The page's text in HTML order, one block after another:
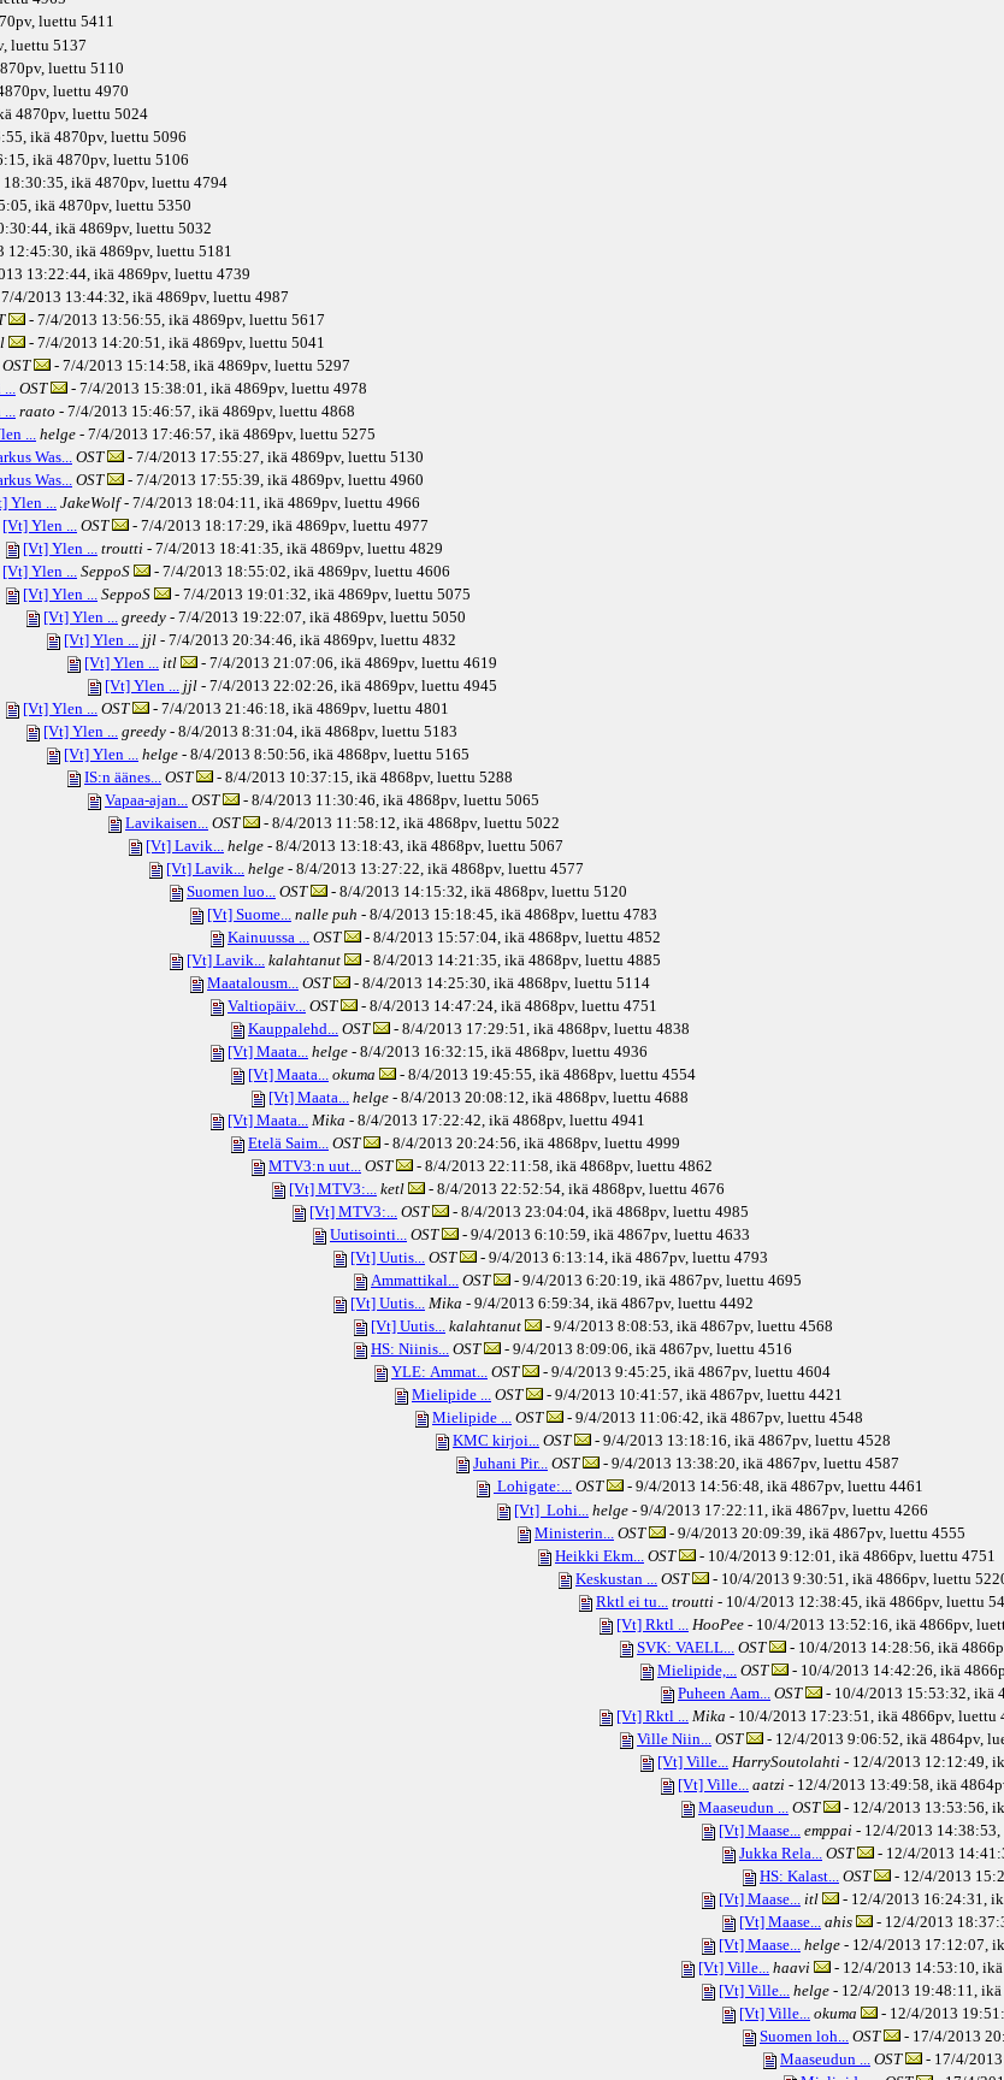
, luettu 5411
, luettu 5137
, luettu 5110
, luettu 4970
4870pv, luettu 5024
ikä 4870pv, luettu 5096
ikä 4870pv, luettu 5106
ikä 4870pv, luettu 4794
ikä 4870pv, luettu 5350
ikä 4869pv, luettu 5032
12:45:30, ikä 4869pv, luettu 5181
13:22:44, ikä 4869pv, luettu 4739
4/2013 13:44:32, ikä 4869pv, luettu 4987
- 7/4/2013 13:56:55, ikä 4869pv, luettu 5617
- 7/4/2013 14:20:51, ikä 4869pv, luettu 5041
OST - 7/4/2013 15:14:58, ikä 4869pv, luettu 5297
OST - 7/4/2013 15:38:01, ikä 4869pv, luettu 4978
raato - 7/4/2013 15:46:57, ikä 4869pv, luettu 4868
...
helge - 7/4/2013 17:46:57, ikä 4869pv, luettu 5275
Was...
OST - 7/4/2013 17:55:27, ikä 4869pv, luettu 5130
Was...
OST - 7/4/2013 17:55:39, ikä 4869pv, luettu 4960
Ylen ...
JakeWolf- 7/4/2013 18:04:11, ikä 4869pv, luettu 4966
[Vt] Ylen ...
OST - 7/4/2013 18:17:29, ikä 4869pv, luettu 4977
[Vt] Ylen ...
troutti - 7/4/2013 18:41:35, ikä 4869pv, luettu 4829
[Vt] Ylen ...
SeppoS - 7/4/2013 18:55:02, ikä 4869pv, luettu 4606
[Vt] Ylen ...
SeppoS - 7/4/2013 19:01:32, ikä 4869pv, luettu 5075
[Vt] Ylen ...
greedy - 7/4/2013 19:22:07, ikä 4869pv, luettu 5050
[Vt] Ylen ...
jjl - 7/4/2013 20:34:46, ikä 4869pv, luettu 4832
[Vt] Ylen ...
itl - 7/4/2013 21:07:06, ikä 4869pv, luettu 4619
[Vt] Ylen ...
jjl - 7/4/2013 22:02:26, ikä 4869pv, luettu 4945
[Vt] Ylen ...
OST - 7/4/2013 21:46:18, ikä 4869pv, luettu 4801
[Vt] Ylen ...
greedy - 8/4/2013 8:31:04, ikä 4868pv, luettu 5183
[Vt] Ylen ...
helge - 8/4/2013 8:50:56, ikä 4868pv, luettu 5165
IS:n äänes... OST - 8/4/2013 10:37:15, ikä 4868pv, luettu 5288
Vapaa-ajan... OST - 8/4/2013 11:30:46, ikä 4868pv, luettu 5065
Lavikaisen... OST - 8/4/2013 11:58:12, ikä 4868pv, luettu 5022
[Vt] Lavik... helge - 8/4/2013 13:18:43, ikä 4868pv, luettu 5067
[Vt] Lavik... helge - 8/4/2013 13:27:22, ikä 4868pv, luettu 4577
Suomen luo... OST - 8/4/2013 14:15:32, ikä 4868pv, luettu 5120
[Vt] Suome... nalle puh - 8/4/2013 15:18:45, ikä 4868pv, luettu 4783
Kainuussa ... OST - 8/4/2013 15:57:04, ikä 4868pv, luettu 4852
[Vt] Lavik... kalahtanut - 8/4/2013 14:21:35, ikä 4868pv, luettu 4885
Maatalousm... OST - 8/4/2013 14:25:30, ikä 4868pv, luettu 5114
Valtiopäiv... OST - 8/4/2013 14:47:24, ikä 4868pv, luettu 4751
Kauppalehd... OST - 8/4/2013 17:29:51, ikä 4868pv, luettu 4838
[Vt] Maata... helge - 8/4/2013 16:32:15, ikä 4868pv, luettu 4936
[Vt] Maata... okuma - 8/4/2013 19:45:55, ikä 4868pv, luettu 4554
[Vt] Maata... helge - 8/4/2013 20:08:12, ikä 4868pv, luettu 4688
[Vt] Maata... Mika - 8/4/2013 17:22:42, ikä 4868pv, luettu 4941
Etelä Saim... OST - 8/4/2013 20:24:56, ikä 4868pv, luettu 4999
MTV3:n uut... OST - 8/4/2013 22:11:58, ikä 4868pv, luettu 4862
[Vt] MTV3:... ketl - 8/4/2013 22:52:54, ikä 4868pv, luettu 4676
[Vt] MTV3:... OST - 8/4/2013 23:04:04, ikä 4868pv, luettu 4985
Uutisointi... OST - 9/4/2013 6:10:59, ikä 4867pv, luettu 4633
[Vt] Uutis... OST - 9/4/2013 6:13:14, ikä 4867pv, luettu 4793
Ammattikal... OST - 9/4/2013 6:20:19, ikä 4867pv, luettu 4695
[Vt] Uutis... Mika - 9/4/2013 6:59:34, ikä 4867pv, luettu 4492
[Vt] Uutis... kalahtanut - 9/4/2013 8:08:53, ikä 4867pv, luettu 4568
HS: Niinis... OST - 9/4/2013 8:09:06, ikä 4867pv, luettu 4516
YLE: Ammat... OST - 9/4/2013 9:45:25, ikä 4867pv, luettu 4604
Mielipide ... OST - 9/4/2013 10:41:57, ikä 4867pv, luettu 4421
Mielipide ... OST - 9/4/2013 11:06:42, ikä 4867pv, luettu 4548
KMC kirjoi... OST - 9/4/2013 13:18:16, ikä 4867pv, luettu 4528
Juhani Pir... OST - 9/4/2013 13:38:20, ikä 4867pv, luettu 4587
Lohigate:... OST - 9/4/2013 14:56:48, ikä 4867pv, luettu 4461
[Vt] Lohi...
helge - 9/4/2013 17:22:11, ikä 4867pv, luettu 4266
Ministerin...
OST - 9/4/2013 20:09:39, ikä 4867pv, luettu 4555
Heikki Ekm...
OST - 10/4/2013 9:12:01, ikä 4866pv, luettu 4751
Keskustan ...
OST - 10/4/2013 9:30:51, ikä 4866pv, luettu
Rktl ei tu...
troutti - 10/4/2013 12:38:45, ikä 4866pv, luettu
[Vt] Rktl ...
HooPee - 10/4/2013 13:52:16, ikä 4866pv,
SVK: VAELL...
OST - 10/4/2013 14:28:56, ikä
Mielipide,...
OST - 10/4/2013 14:42:26, ikä
Puheen Aam...
OST - 10/4/2013 15:53:32, ikä
[Vt] Rktl ...
Mika - 10/4/2013 17:23:51, ikä 4866pv, luettu
Ville Niin...
OST - 12/4/2013 9:06:52, ikä 4864pv,
[Vt] Ville...
HarrySoutolahti - 12/4/2013 12:12:49,
[Vt] Ville...
aatzi - 12/4/2013 13:49:58, ikä
Maaseudun ...
OST
- 12/4/2013 13:53:56,
[Vt] Maase...
emppai - 12/4/2013 14:38:53,
Jukka Rela...
OST
- 12/4/2013
HS: Kalast...
OST
- 12/4/2013
[Vt] Maase...
itl
- 12/4/2013 16:24:31,
[Vt] Maase...
ahis
- 12/4/2013
[Vt] Maase...
helge - 12/4/2013 17:12:07,
[Vt] Ville...
haavi - 12/4/2013 14:53:10, ikä
[Vt] Ville...
helge - 12/4/2013 19:48:11, ikä
[Vt] Ville...
okuma
- 12/4/2013
Suomen loh...
OST
- 17/4/2013
Maaseudun ...
OST
- 17/4/